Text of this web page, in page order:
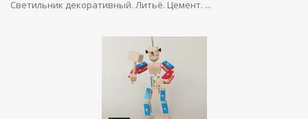
Светильник декоративный. Литьё. Цемент. ...